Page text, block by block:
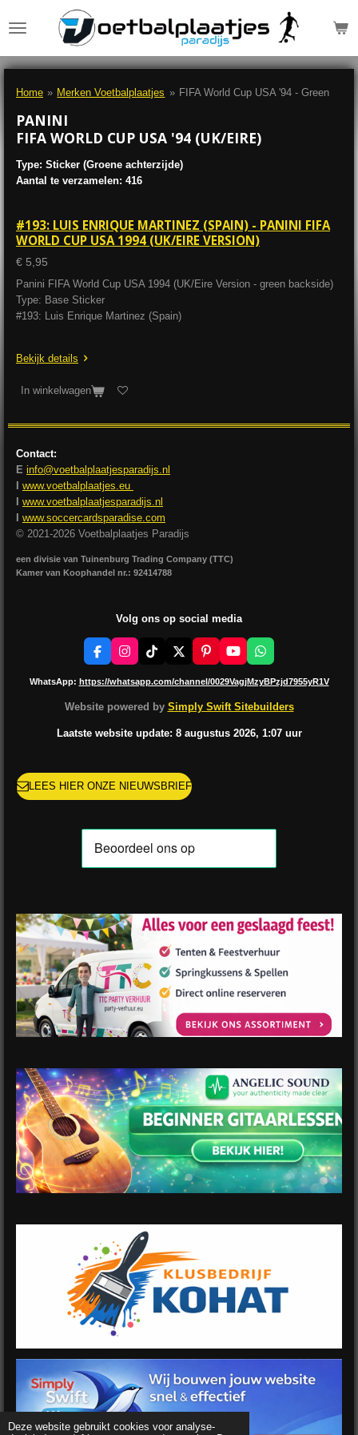
Deze website gebruikt cookies voor analyse-
direct
de
Home » Merken Voetbalplaatjes » FIFA World Cup USA '94 - Green
PANINI
FIFA WORLD CUP USA '94 (UK/EIRE)
Type: Sticker (Groene achterzijde)
Aantal te verzamelen: 416
#193: LUIS ENRIQUE MARTINEZ (SPAIN) - PANINI FIFA
WORLD CUP USA 1994 (UK/EIRE VERSION)
€ 5,95
Panini FIFA World Cup USA 1994 (UK/Eire Version - green backside)
Type: Base Sticker
#193: Luis Enrique Martinez (Spain)
Bekijk details
In winkelwagen
Contact:
E info@voetbalplaatjesparadijs.nl
I www.voetbalplaatjes.eu
I www.voetbalplaatjesparadijs.nl
I www.soccercardsparadise.com
© 2021-2026 Voetbalplaatjes Paradijs
een divisie van Tuinenburg Trading Company (TTC)
Kamer van Koophandel nr.: 92414788
Volg ons op social media
F
a
c
b
k
I
n
s
a
r
a
T
k
o
X
P
i
n
e
r
s
Y
o
u
u
b
e
W
h
a
s
A
p
p
WhatsApp: https://whatsapp.com/channel/0029VagjMzyBPzjd7955yR1V
Website powered by Simply Swift Sitebuilders
Laatste website update: 8 augustus 2026, 1:07 uur
LEES HIER ONZE NIEUWSBRIEF